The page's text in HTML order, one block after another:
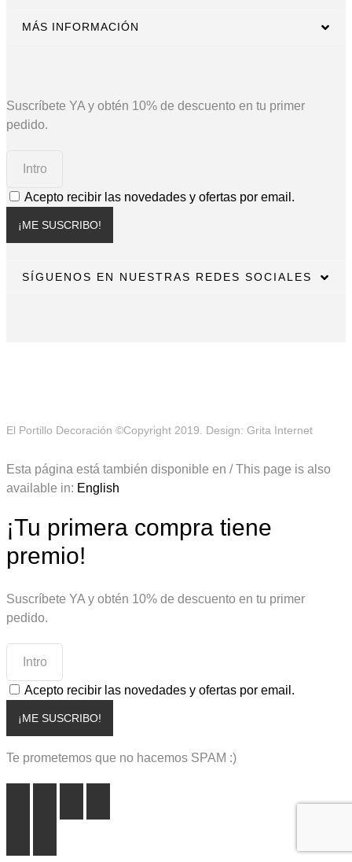
MÁS INFORMACIÓN
Suscríbete YA y obtén 10% de descuento en tu primer
pedido.
Acepto recibir las novedades y ofertas por email.
¡ME SUSCRIBO!
SÍGUENOS EN NUESTRAS REDES SOCIALES
El Portillo Decoración ©Copyright 2019. Design: Grita Internet
Esta página está también disponible en / This page is also
available in: English
¡Tu primera compra tiene
premio!
Suscríbete YA y obtén 10% de descuento en tu primer
pedido.
Acepto recibir las novedades y ofertas por email.
¡ME SUSCRIBO!
Te prometemos que no hacemos SPAM :)